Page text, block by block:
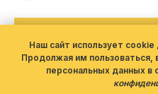
персональных данных
политики
Наш сайт использует
Продолжая им пользоваться,
персональных данных в